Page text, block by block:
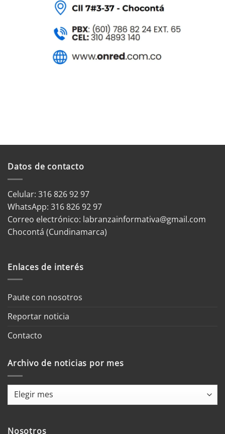
Datos de contacto
Celular: 316 826 92 97
WhatsApp: 316 826 92 97
Correo electrónico: labranzainformativa@gmail.com
Chocontá (Cundinamarca)
Enlaces de interés
Paute con nosotros
Reportar noticia
Contacto
Archivo de noticias por mes
Archivo
Nosotros